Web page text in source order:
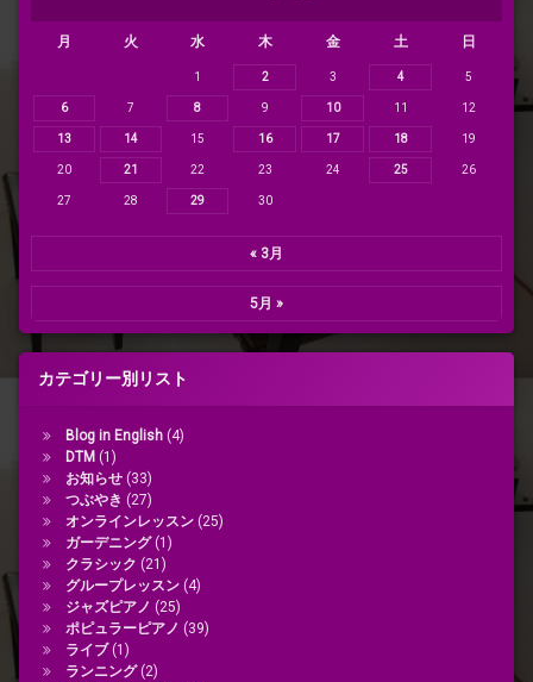
月 火 水 木 金 土 日
1 2 3 4 5
6 7 8 9 10 11 12
13 14 15 16 17 18 19
20 21 22 23 24 25 26
27 28 29 30
« 3月
5月 »
カテゴリー別リスト
Blog in English(4)
DTM (1)
お知らせ(33)
つぶやき (27)
オンラインレッスン(25)
ガーデニング(1)
クラシック (21)
グループレッスン(4)
ジャズピアノ (25)
ポピュラーピアノ (39)
ライブ(1)
ランニング(2)